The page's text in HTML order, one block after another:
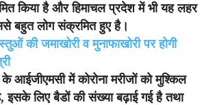
किया है और हिमाचल प्रदेश में भी यह लहर
बहुत लोग संक्रमित हुए है।
की जमाखोरी व मुनाफाखोरी पर होगी
आईजीएमसी में कोरोना मरीजों को मुश्किल
इसके लिए बैडों की संख्या बढ़ाई गई है तथा